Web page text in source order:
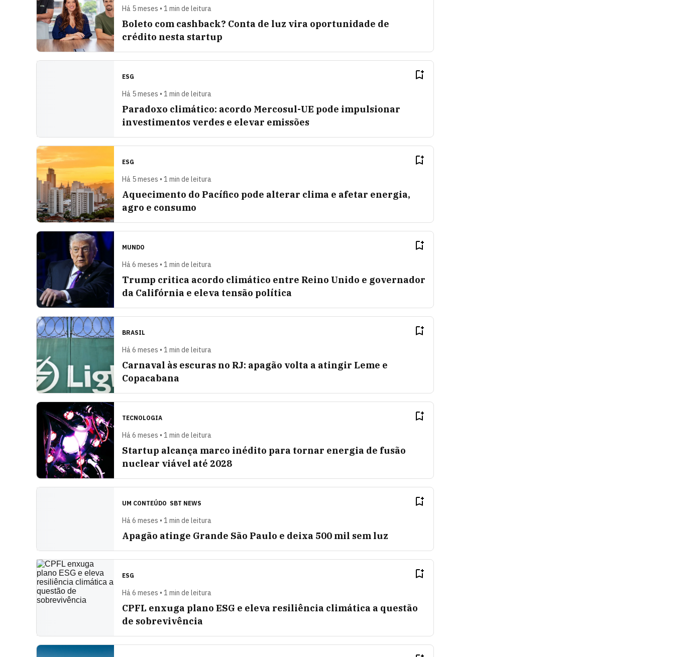
Há 5 meses • 1 min de leitura
Boleto com cashback? Conta de luz vira oportunidade de
crédito nesta startup
ESG
Há 5 meses • 1 min de leitura
Paradoxo climático: acordo Mercosul-UE pode impulsionar
investimentos verdes e elevar emissões
ESG
Há 5 meses • 1 min de leitura
Aquecimento do Pacífico pode alterar clima e afetar energia,
agro e consumo
MUNDO
Há 6 meses • 1 min de leitura
Trump critica acordo climático entre Reino Unido e governador
da Califórnia e eleva tensão política
BRASIL
Há 6 meses • 1 min de leitura
Carnaval às escuras no RJ: apagão volta a atingir Leme e
Copacabana
TECNOLOGIA
Há 6 meses • 1 min de leitura
Startup alcança marco inédito para tornar energia de fusão
nuclear viável até 2028
UM CONTEÚDO SBT NEWS
Há 6 meses • 1 min de leitura
Apagão atinge Grande São Paulo e deixa 500 mil sem luz
ESG
Há 6 meses • 1 min de leitura
CPFL enxuga plano ESG e eleva resiliência climática a questão
de sobrevivência